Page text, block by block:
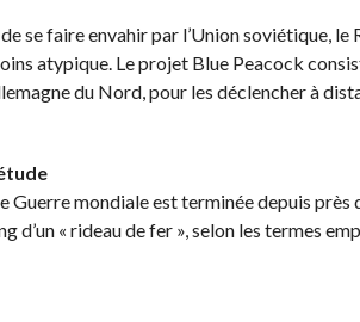
se faire envahir par l’Union soviétique,
atypique. Le projet Blue Peacock
du Nord, pour les déclencher à
Guerre mondiale est terminée depuis près
d’un « rideau de fer », selon les termes